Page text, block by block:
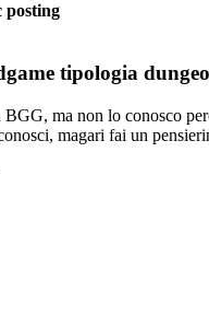
posting
tipologia
ma non lo conosco
magari fai un